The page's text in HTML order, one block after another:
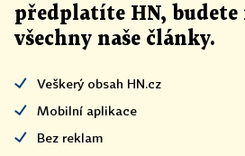
předplatíte HN, budete
všechny naše články.
Veškerý obsah HN.cz
Mobilní aplikace
Bez reklam